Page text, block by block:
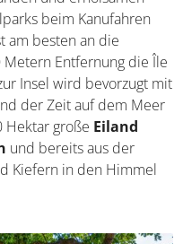
Wer sich zwischen
und erholsamen
beim Kanufahren
am besten an die
Entfernung die
zur Insel wird
denn während der
das 140
aus zu entdecken
sehen.